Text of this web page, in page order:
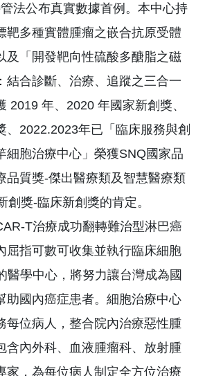
法公布真實數據首例。本中心持
靶多種實體腫瘤之嵌合抗原受體
及「開發靶向性硫酸多醣脂之磁
結合診斷、治療、追蹤之三合一
2019 年、2020 年國家新創獎、
、2022.2023年已「臨床服務與創
細胞治療中心」榮獲SNQ國家品
品質獎-傑出醫療類及智慧醫療類
創獎-臨床新創獎的肯定。
T治療成功翻轉難治型淋巴癌
屈指可數可收集並執行臨床細胞
醫學中心，將努力讓台灣成為國
助國內癌症患者。細胞治療中心
每位病人，整合院內治療惡性腫
含內外科、血液腫瘤科、放射腫
家，為每位病人制定全方位治療